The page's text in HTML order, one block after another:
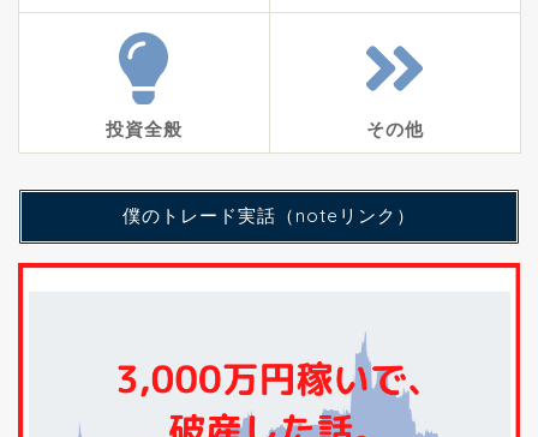
投資全般 その他
僕のトレード実話（noteリンク）